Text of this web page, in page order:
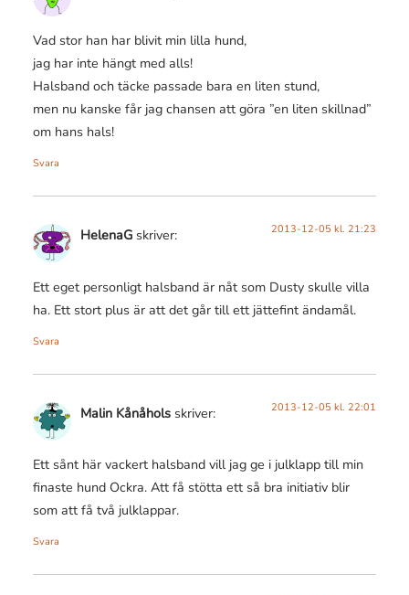
Vad stor han har blivit min lilla hund,
jag har inte hängt med alls!
Halsband och täcke passade bara en liten stund,
men nu kanske får jag chansen att göra ”en liten skillnad”
om hans hals!
Svara
HelenaG skriver: 2013-12-05 kl. 21:23
Ett eget personligt halsband är nåt som Dusty skulle villa
ha. Ett stort plus är att det går till ett jättefint ändamål.
Svara
Malin Kånåhols skriver: 2013-12-05 kl. 22:01
Ett sånt här vackert halsband vill jag ge i julklapp till min
finaste hund Ockra. Att få stötta ett så bra initiativ blir
som att få två julklappar.
Svara